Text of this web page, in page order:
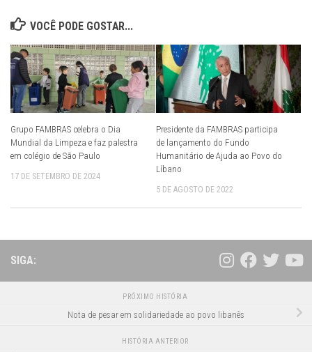
VOCÊ PODE GOSTAR...
Grupo FAMBRAS celebra o Dia
Mundial da Limpeza e faz palestra
em colégio de São Paulo
17 DE SETEMBRO DE 2024
Presidente da FAMBRAS participa
de lançamento do Fundo
Humanitário de Ajuda ao Povo do
Líbano
5 DE AGOSTO DE 2022
SIGA:
PRÓXIMO HISTÓRIA
Nota de pesar em solidariedade ao povo libanês
HISTÓRIA ANTERIOR